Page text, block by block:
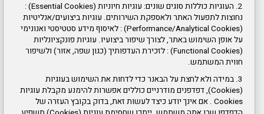
2. העוגיות כוללות סוגים שונים: עוגיות חיוניות (Essential Cookies) :
נחוצות לתפעול האתר ולאספקת השירותים. עוגיות ביצועים/אנליטיות
(Performance/Analytical Cookies) : לאיסוף מידע סטטיסטי ואנונימי
על אופן השימוש באתר, לצורך שיפור ביצועיו. עוגיות פונקציונליות
(Functional Cookies) : לזכירת העדפותיך (כגון שפה, אזור) ולשיפור
חווית המשתמש.
3. במידה ולא לחצת על הבאנר כדי לדחות את השימוש בעוגיות
(Cookies), דפדפנים מודרניים כוללים אפשרות להימנע מקבלת עוגיות
Cookies . אם אינך יודע כיצד לעשות זאת, בדוק בקובץ העזרה של
צור קשר
חוקי עזר
תנאי שימוש באתר ופרטיות
ז'בוטינסקי 61, ראשון לציון
שעות פעילות:
יום א' ג' ד' ה' 8:00 עד 16:00